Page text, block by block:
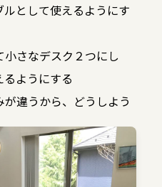
ルとして使えるようにす
小さなデスク２つにし
ようにする
が違うから、どうしよう